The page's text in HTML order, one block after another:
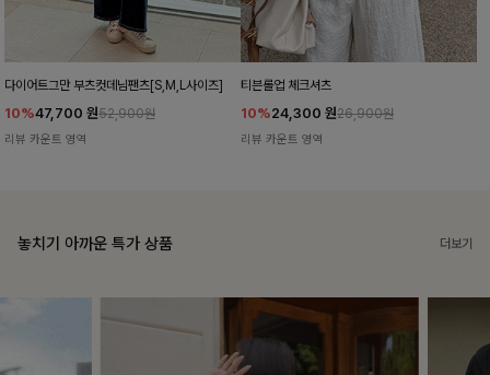
다이어트그만 부츠컷데님팬츠[S,M,L사이즈]
10%47,700 원52,900원
리뷰 카운트 영역
티븐롤업 체크셔츠
10%24,300 원26,900원
리뷰 카운트 영역
놓치기 아까운 특가 상품 더보기